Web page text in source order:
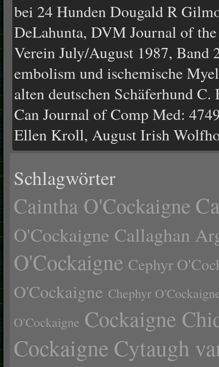
bei 24 Hunden Dougald R
DeLahunta, DVM Journal of
Verein July/August 1987, Band
embolism und ischemische
alten deutschen Schäferhund
Can Journal of Comp Med:
Ellen Kroll, August Irish
Schlagwörter
Caintha O'Cockaigne
O'Cockaigne Callaghan
O'Cockaigne Cephyr
O'Cockaigne Chephyr
O'Cockaigne Cockaigne
Cockaigne Cytaugh